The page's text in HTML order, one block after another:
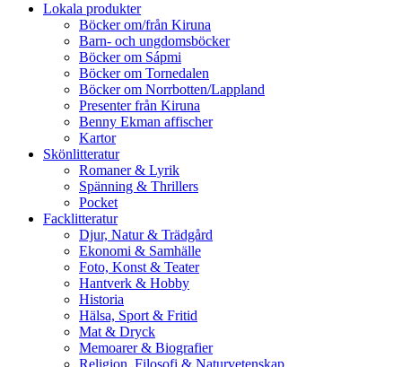
Lokala produkter
Böcker om/från Kiruna
Barn- och ungdomsböcker
Böcker om Sápmi
Böcker om Tornedalen
Böcker om Norrbotten/Lappland
Presenter från Kiruna
Benny Ekman affischer
Kartor
Skönlitteratur
Romaner & Lyrik
Spänning & Thrillers
Pocket
Facklitteratur
Djur, Natur & Trädgård
Ekonomi & Samhälle
Foto, Konst & Teater
Hantverk & Hobby
Historia
Hälsa, Sport & Fritid
Mat & Dryck
Memoarer & Biografier
Religion, Filosofi & Naturvetenskap